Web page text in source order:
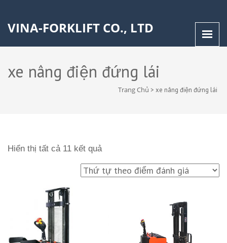
VINA-FORKLIFT CO., LTD
xe nâng điện đứng lái
Trang Chủ > xe nâng điện đứng lái
Hiển thị tất cả 11 kết quả